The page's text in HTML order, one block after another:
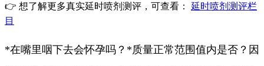
👉 想了解更多真实延时喷剂测评，可查看： 延时喷剂测评栏
目
*在嘴里咽下去会怀孕吗？*质量正常范围值内是否？因